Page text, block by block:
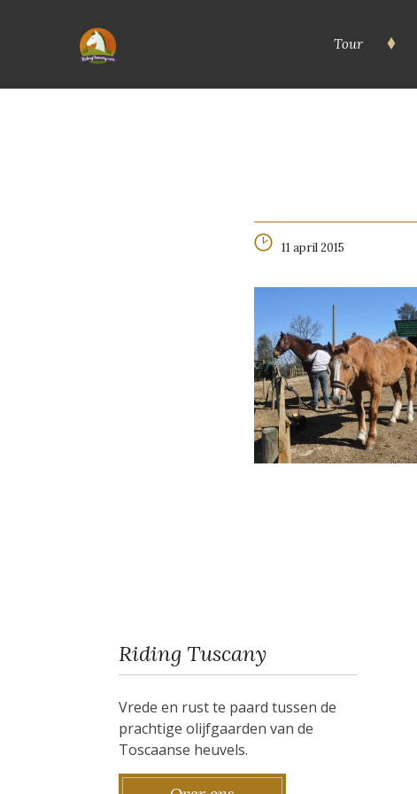
Tour
11 april 2015
Riding Tuscany
Vrede en rust te paard tussen de
prachtige olijfgaarden van de
Toscaanse heuvels.